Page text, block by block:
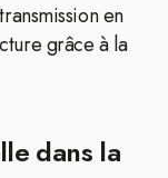
en
grâce à la
dans la